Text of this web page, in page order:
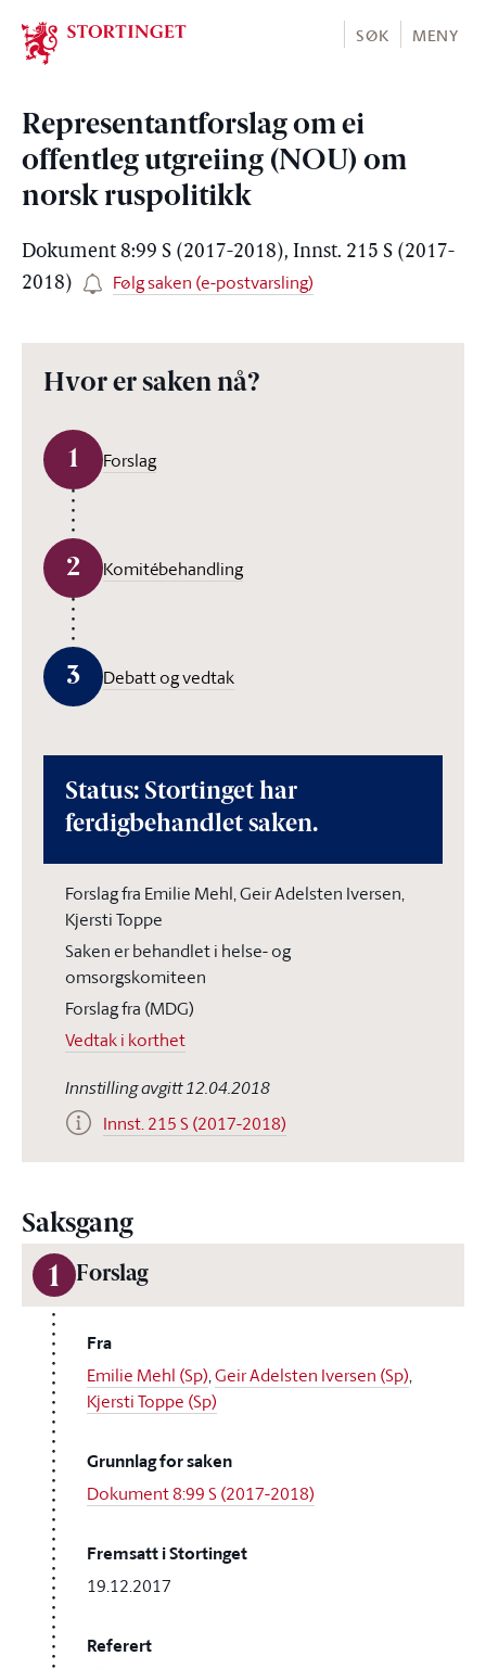
Stortinget.no
SØK MENY
Representantforslag om ei
offentleg utgreiing (NOU) om
norsk ruspolitikk
Dokument 8:99 S (2017-2018), Innst. 215 S (2017-
2018)
Følg saken (e-postvarsling)
Hvor er saken nå?
1 Forslag
2 Komitébehandling
3 Debatt og vedtak
Status: Stortinget har
ferdigbehandlet saken.
Forslag fra Emilie Mehl, Geir Adelsten Iversen,
Kjersti Toppe
Saken er behandlet i helse- og
omsorgskomiteen
Forslag fra (MDG)
Vedtak i korthet
Innstilling avgitt 12.04.2018
Innst. 215 S (2017-2018)
Saksgang
1 Forslag
Fra
Emilie Mehl (Sp),Geir Adelsten Iversen (Sp),
Kjersti Toppe (Sp)
Grunnlag for saken
Dokument 8:99 S (2017-2018)
Fremsatt i Stortinget
19.12.2017
Referert